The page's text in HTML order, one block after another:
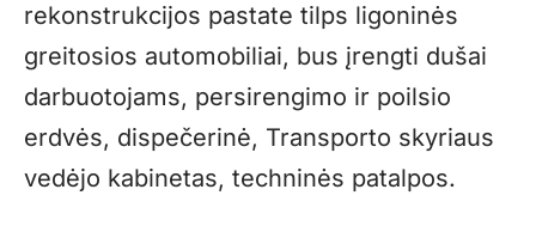
rekonstrukcijos pastate tilps ligoninės
greitosios automobiliai, bus įrengti dušai
darbuotojams, persirengimo ir poilsio
erdvės, dispečerinė, Transporto skyriaus
vedėjo kabinetas, techninės patalpos.